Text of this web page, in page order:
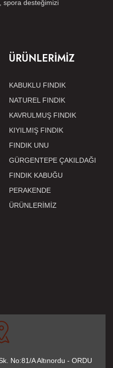
spora desteğimizi
ÜRÜNLERİMİZ
KABUKLU FINDIK
NATUREL FINDIK
KAVRULMUŞ FINDIK
KIYILMIŞ FINDIK
FINDIK UNU
GÜRGENTEPE ÇAKILDAĞI
FINDIK KABUĞU
PERAKENDE
ÜRÜNLERİMİZ
No:81/A Altınordu - ORDU